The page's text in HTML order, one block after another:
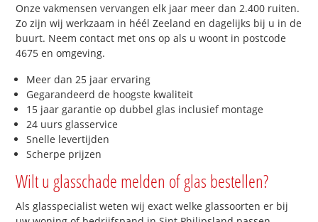
Onze vakmensen vervangen elk jaar meer dan 2.400 ruiten.
Zo zijn wij werkzaam in héél Zeeland en dagelijks bij u in de
buurt. Neem contact met ons op als u woont in postcode
4675 en omgeving.
Meer dan 25 jaar ervaring
Gegarandeerd de hoogste kwaliteit
15 jaar garantie op dubbel glas inclusief montage
24 uurs glasservice
Snelle levertijden
Scherpe prijzen
Wilt u glasschade melden of glas bestellen?
Als glasspecialist weten wij exact welke glassoorten er bij